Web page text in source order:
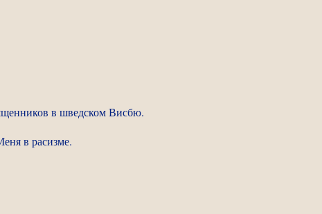
в шведском Висбю.
в расизме.